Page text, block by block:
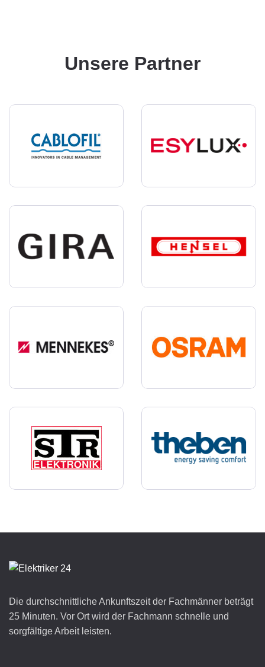
Unsere Partner
Die durchschnittliche Ankunftszeit der Fachmänner beträgt
25 Minuten. Vor Ort wird der Fachmann schnelle und
sorgfältige Arbeit leisten.